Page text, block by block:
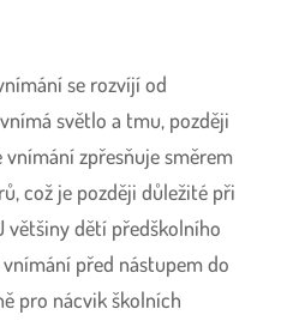
se rozvíjí od
světlo a tmu, později
zpřesňuje směrem
což je později důležité při
většiny dětí předškolního
před nástupem do
pro nácvik školních